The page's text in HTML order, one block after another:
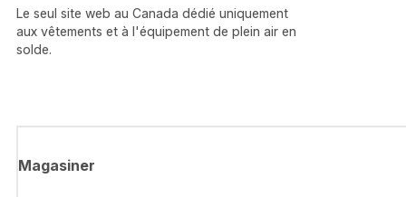
Le seul site web au Canada dédié uniquement
aux vêtements et à l'équipement de plein air en
solde.
Magasiner